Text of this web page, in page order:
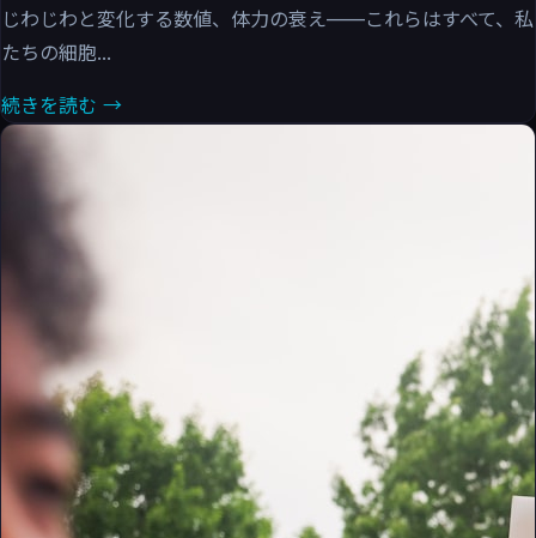
じわじわと変化する数値、体力の衰え——これらはすべて、私
たちの細胞...
続きを読む →